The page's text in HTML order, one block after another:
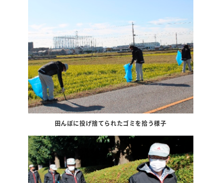
田んぼに投げ捨てられたゴミを拾う様子